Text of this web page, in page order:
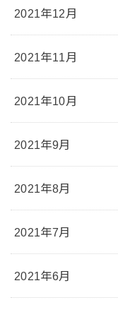
2021年12月
2021年11月
2021年10月
2021年9月
2021年8月
2021年7月
2021年6月